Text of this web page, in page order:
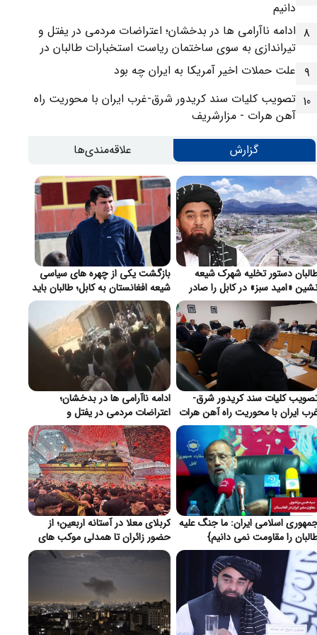
دانیم
8 ادامه ناآرامی ها در بدخشان؛ اعتراضات مردمی در یفتل و
تیراندازی به سوی ساختمان ریاست استخبارات طالبان در
فیض آباد 9 علت حملات اخیر آمریکا به ایران چه بود
10 تصویب کلیات سند کریدور شرق-غرب ایران با محوریت راه
آهن هرات - مزارشریف
گزارش
علاقه‌مندی‌ها
دستور تخلیه شهرک شیعه
«امید سبز» در کابل را صادر
کرد}
بازگشت یکی از چهره های سیاسی
شیعه افغانستان به کابل؛ طالبان باید
از بابت تأمین امنیت اطمینان دهند}
کلیات سند کریدور شرق-
ایران با محوریت راه آهن هرات
مزارشریف }
ادامه ناآرامی ها در بدخشان؛
اعتراضات مردمی در یفتل و
تیراندازی به سوی ساختمان ریاست
استخبارات طالبان در فیض آباد}
اسلامی ایران: ما جنگ علیه
را مقاومت نمی دانیم}
کربلای معلا در آستانه اربعین؛ از
حضور زائران تا همدلی موکب های
افغانستانی}